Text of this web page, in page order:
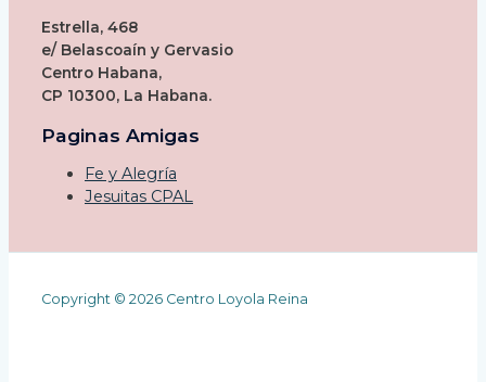
Estrella, 468
e/ Belascoaín y Gervasio
Centro Habana,
CP 10300, La Habana.
Paginas Amigas
Fe y Alegría
Jesuitas CPAL
Copyright © 2026 Centro Loyola Reina